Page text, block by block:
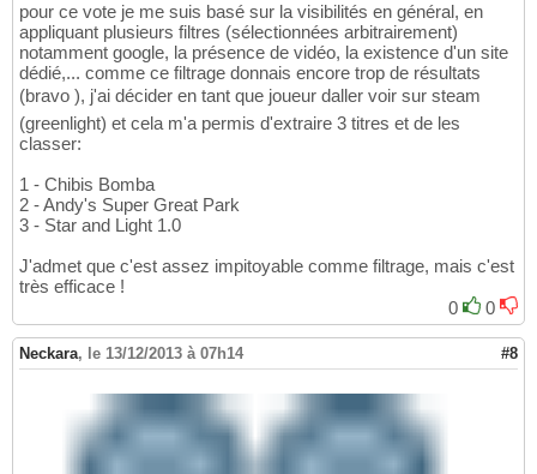
pour ce vote je me suis basé sur la visibilités en général, en
appliquant plusieurs filtres (sélectionnées arbitrairement)
notamment google, la présence de vidéo, la existence d'un site
dédié,... comme ce filtrage donnais encore trop de résultats
(bravo ), j'ai décider en tant que joueur daller voir sur steam
(greenlight) et cela m'a permis d'extraire 3 titres et de les
classer:
1 - Chibis Bomba
2 - Andy's Super Great Park
3 - Star and Light 1.0
J'admet que c'est assez impitoyable comme filtrage, mais c'est
très efficace !
0
0
Neckara, le 13/12/2013 à 07h14 #8